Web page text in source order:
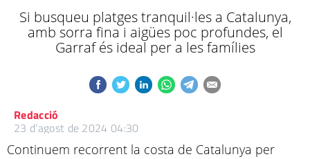
Si busqueu platges tranquil·les a Catalunya,
amb sorra fina i aigües poc profundes, el
Garraf és ideal per a les famílies
Redacció
23 d’agost de 2024 04:30
Continuem recorrent la costa de Catalunya per